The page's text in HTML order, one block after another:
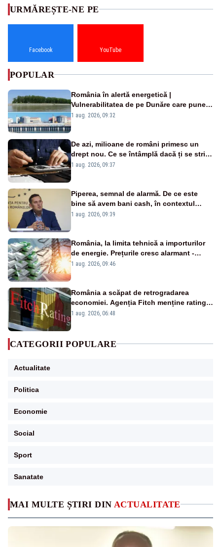
MAI MULTE ȘTIRI DIN ACTUALITATE
URMĂREȘTE-NE PE
Facebook YouTube
POPULAR
România în alertă energetică |
Vulnerabilitatea de pe Dunăre care pune
în pericol Centrala Cernavodă era
1 aug. 2026, 09:32
De azi, milioane de români primesc un
drept nou. Ce se întâmplă dacă ți se strică
un produs
1 aug. 2026, 09:37
Piperea, semnal de alarmă. De ce este
bine să avem bani cash, în contextul
alertei energetice?
1 aug. 2026, 09:39
România, la limita tehnică a importurilor
de energie. Prețurile cresc alarmant -
Analiză Realitatea Plus
1 aug. 2026, 09:46
România a scăpat de retrogradarea
economiei. Agenția Fitch menține ratingul
„BBB-” cu perspectivă negativă
1 aug. 2026, 06:48
CATEGORII POPULARE
Actualitate
Politica
Economie
Social
Sport
Sanatate